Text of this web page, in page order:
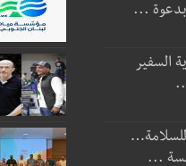
بدعوة ...
السفير
للسلامة…
...